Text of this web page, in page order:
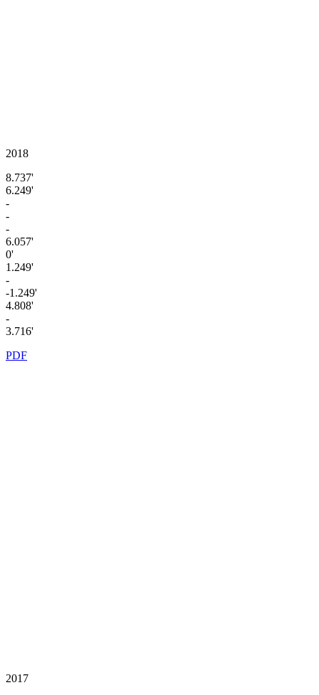
2018
8.737'
6.249'
-
-
-
6.057'
0'
1.249'
-
-1.249'
4.808'
-
3.716'
PDF
2017